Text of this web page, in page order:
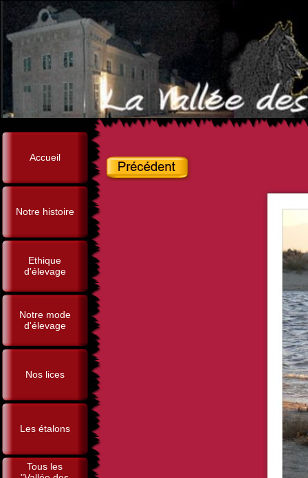
Accueil
Notre histoire
Ethique
d'élevage
Notre mode
d'élevage
Nos lices
Les étalons
Tous les